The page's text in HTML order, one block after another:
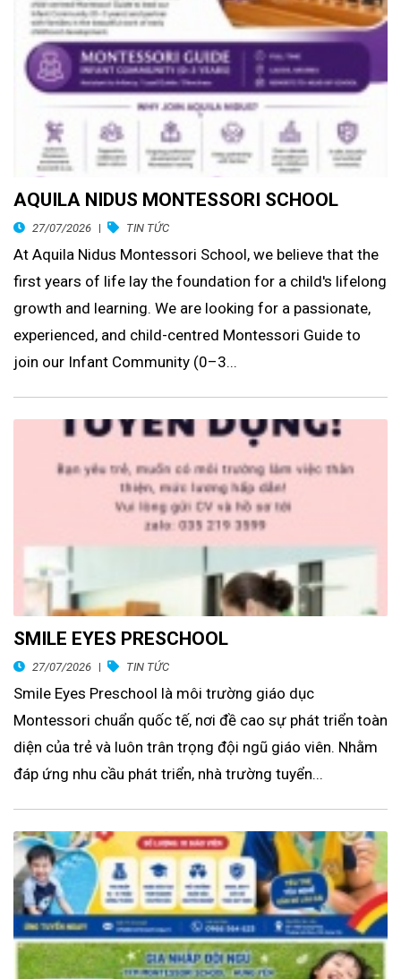
AQUILA NIDUS MONTESSORI SCHOOL
27/07/2026 TIN TỨC
At Aquila Nidus Montessori School, we believe that the
first years of life lay the foundation for a child's lifelong
growth and learning. We are looking for a passionate,
experienced, and child-centred Montessori Guide to
join our Infant Community (0–3...
SMILE EYES PRESCHOOL
27/07/2026 TIN TỨC
Smile Eyes Preschool là môi trường giáo dục
Montessori chuẩn quốc tế, nơi đề cao sự phát triển toàn
diện của trẻ và luôn trân trọng đội ngũ giáo viên. Nhằm
đáp ứng nhu cầu phát triển, nhà trường tuyển...